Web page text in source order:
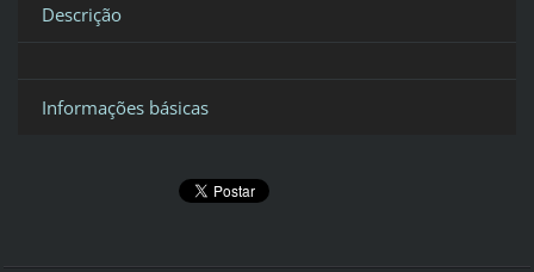
Descrição
Informações básicas